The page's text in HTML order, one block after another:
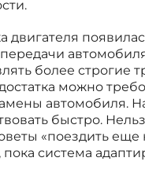
двигателя
более строгие
можно
автомобиля.
быстро.
«поездить еще
система